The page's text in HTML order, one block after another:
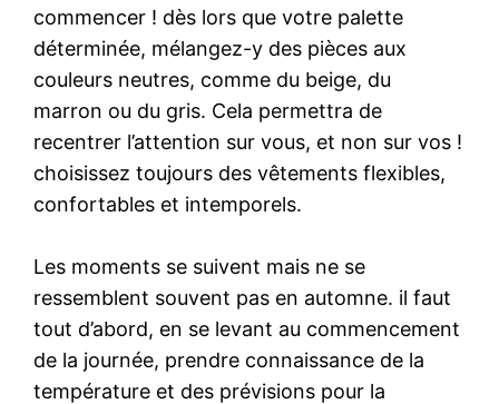
commencer ! dès lors que votre palette
déterminée, mélangez-y des pièces aux
couleurs neutres, comme du beige, du
marron ou du gris. Cela permettra de
recentrer l’attention sur vous, et non sur vos !
choisissez toujours des vêtements flexibles,
confortables et intemporels.
Les moments se suivent mais ne se
ressemblent souvent pas en automne. il faut
tout d’abord, en se levant au commencement
de la journée, prendre connaissance de la
température et des prévisions pour la